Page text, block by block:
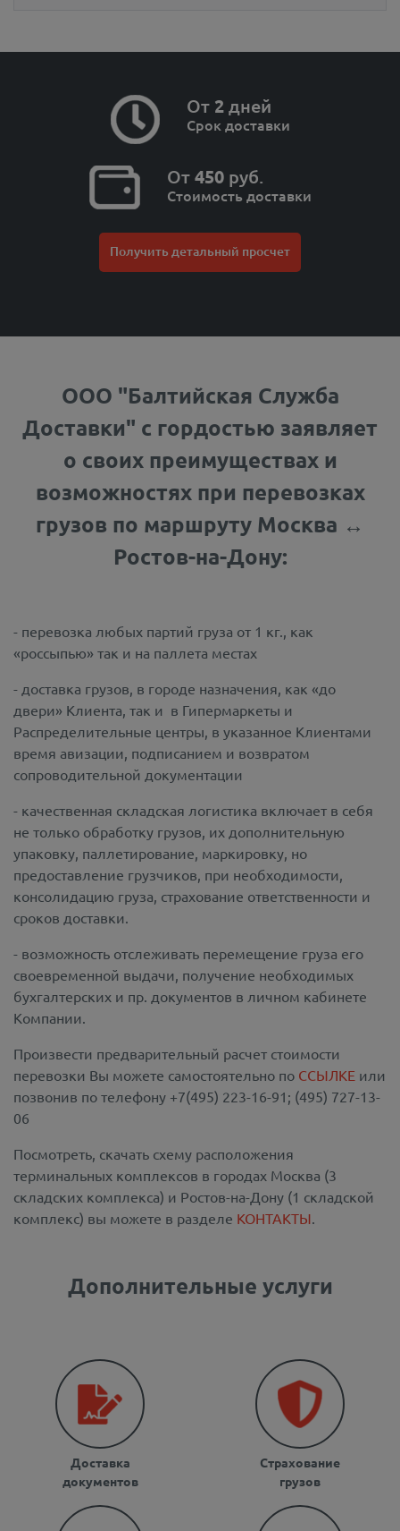
От 2дней
Срок доставки
От450руб.
Стоимость доставки
Получить детальный просчет
ООО "Балтийская Служба
Доставки" с гордостью заявляет
о своих преимуществах и
возможностях при перевозках
грузов по маршруту Москва ↔
Ростов-на-Дону:
- перевозка любых партий груза от 1 кг., как
«россыпью» так и на паллета местах
- доставка грузов, в городе назначения, как «до
двери» Клиента, так и в Гипермаркеты и
Распределительные центры, в указанное Клиентами
время авизации, подписанием и возвратом
сопроводительной документации
- качественная складская логистика включает в себя
не только обработку грузов, их дополнительную
упаковку, паллетирование, маркировку, но
предоставление грузчиков, при необходимости,
консолидацию груза, страхование ответственности и
сроков доставки.
- возможность отслеживать перемещение груза его
своевременной выдачи, получение необходимых
бухгалтерских и пр. документов в личном кабинете
Компании.
Произвести предварительный расчет стоимости
перевозки Вы можете самостоятельно по ССЫЛКЕ или
позвонив по телефону +7(495) 223-16-91; (495) 727-13-
06
Посмотреть, скачать схему расположения
терминальных комплексов в городах Москва (3
складских комплекса) и Ростов-на-Дону (1 складской
комплекс) вы можете в разделе КОНТАКТЫ.
Дополнительные услуги
Доставка
документов
Страхование
грузов